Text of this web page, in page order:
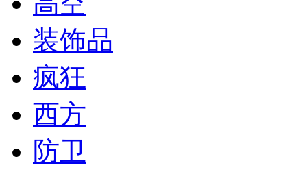
装饰品
疯狂
西方
防卫